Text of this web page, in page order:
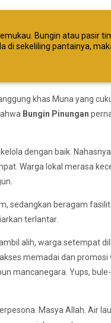
Bungin atau pasir
di sekeliling pantainya,
khas Muna yang
Bungin Pinungan
dengan baik.
Warga lokal merasa
sedangkan beragam
terlantar.
alih, warga setempat
memadai dan promosi
mancanegara. Yups,
Masya Allah. Air